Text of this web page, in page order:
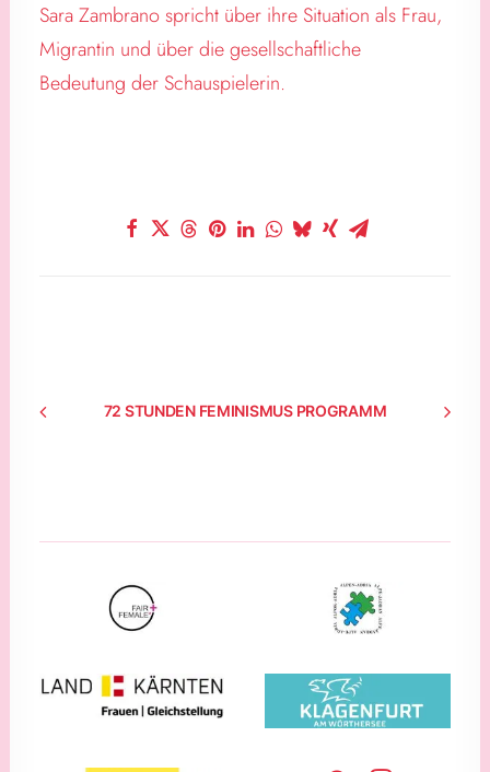
Sara Zambrano spricht über ihre Situation als Frau,
Migrantin und über die gesellschaftliche
Bedeutung der Schauspielerin.
72 STUNDEN FEMINISMUS PROGRAMM